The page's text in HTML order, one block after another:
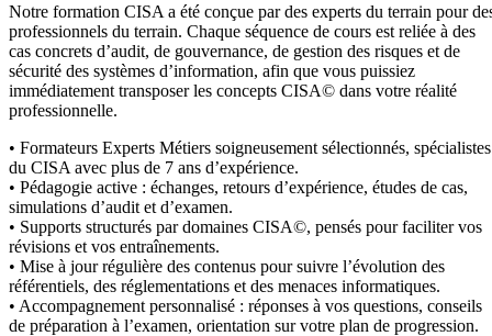
Notre formation CISA a été conçue par des experts du terrain pour
professionnels du terrain. Chaque séquence de cours est reliée à des
cas concrets d’audit, de gouvernance, de gestion des risques et de
sécurité des systèmes d’information, afin que vous puissiez
immédiatement transposer les concepts CISA© dans votre réalité
professionnelle.
• Formateurs Experts Métiers soigneusement sélectionnés, spécialistes
du CISA avec plus de 7 ans d’expérience.
• Pédagogie active : échanges, retours d’expérience, études de cas,
simulations d’audit et d’examen.
• Supports structurés par domaines CISA©, pensés pour faciliter vos
révisions et vos entraînements.
• Mise à jour régulière des contenus pour suivre l’évolution des
référentiels, des réglementations et des menaces informatiques.
• Accompagnement personnalisé : réponses à vos questions, conseils
de préparation à l’examen, orientation sur votre plan de progression.